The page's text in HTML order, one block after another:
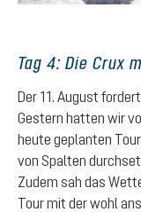
Tag 4: Die Crux
Der 11. August
Gestern hatten wir
heute geplanten
von Spalten
Zudem sah das
Tour mit der wohl